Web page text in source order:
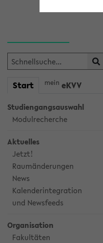
Start mein eKVV
Studiengangsauswahl
Modulrecherche
Aktuelles
Jetzt!
Raumänderungen
News
Kalenderintegration
und Newsfeeds
Organisation
Fakultäten